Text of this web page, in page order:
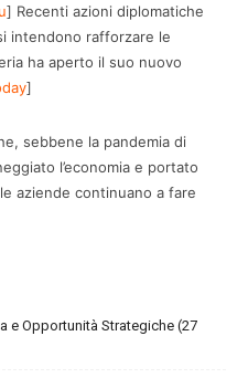
] Recenti azioni diplomatiche
intendono rafforzare le
ha aperto il suo nuovo
]
sebbene la pandemia di
l’economia e portato
aziende continuano a fare
e Opportunità Strategiche (27